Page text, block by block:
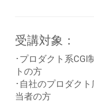
受講対象：
･プロダクト系CGI
トの方
･自社のプロダク
当者の方